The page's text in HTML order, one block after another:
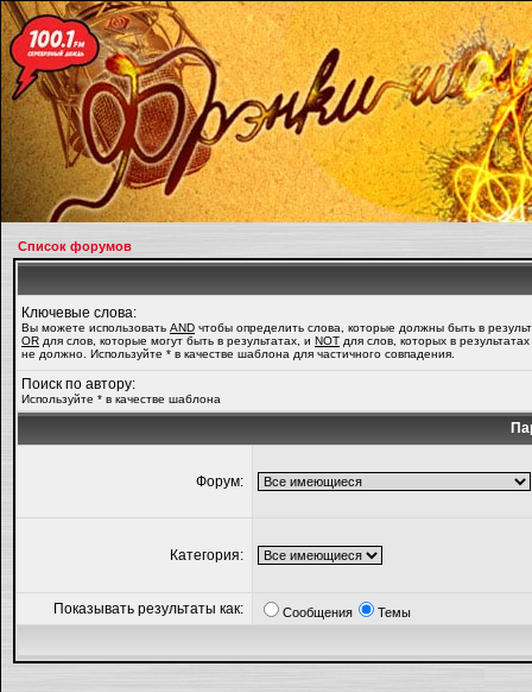
Список форумов
Ключевые слова:
Вы можете использовать AND чтобы определить слова, которые должны быть в
OR для слов, которые могут быть в результатах, и NOT для слов, которых в
не должно. Используйте * в качестве шаблона для частичного совпадения.
Поиск по автору:
Используйте * в качестве шаблона
Форум:
Категория:
Показывать результаты как: Сообщения Темы